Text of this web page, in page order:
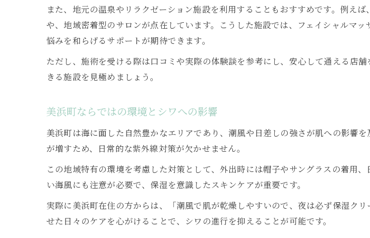
季節ごとのシワ対策ポイ
地産地消の材料でシワケ
シワ対策に活躍する地元
地元の安心感と効果的な
シワ対策から始める健康
高齢化社会に対応したシ
年齢を重ねても輝く肌の
地元コミュニティで広が
また、地元の温泉やリラクゼーション施設を利用することもおすすめです。例え
や、地域密着型のサロンが点在しています。こうした施設では、フェイシャルマ
悩みを和らげるサポートが期待できます。
ただし、施術を受ける際は口コミや実際の体験談を参考にし、安心して通える店
きる施設を見極めましょう。
美浜町ならではの環境とシワへの影響
美浜町は海に面した自然豊かなエリアであり、潮風や日差しの強さが肌への影響
が増すため、日常的な紫外線対策が欠かせません。
この地域特有の環境を考慮した対策として、外出時には帽子やサングラスの着用
い海風にも注意が必要で、保湿を意識したスキンケアが重要です。
実際に美浜町在住の方からは、「潮風で肌が乾燥しやすいので、夜は必ず保湿ク
せた日々のケアを心がけることで、シワの進行を抑えることが可能です。